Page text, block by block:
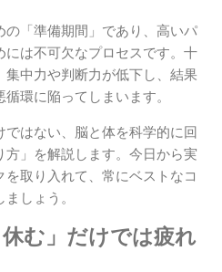
「準備期間」であり、高いパ
には不可欠なプロセスです。十
中力や判断力が低下し、結果
環に陥ってしまいます。
はない、脳と体を科学的に回
」を解説します。今日から実
取り入れて、常にベストなコ
しょう。
む」だけでは疲れ